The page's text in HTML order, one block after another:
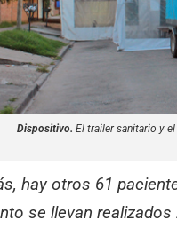
Dispositivo. El trailer sanitario y
hay otros 61
se llevan